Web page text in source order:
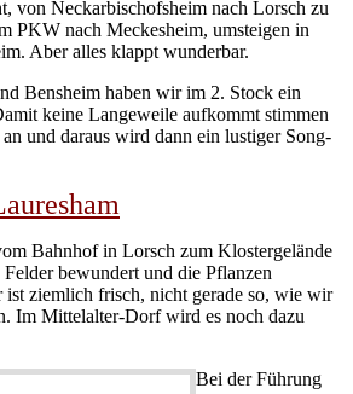
von Neckarbischofsheim nach Lorsch zu
PKW nach Meckesheim, umsteigen in
Aber alles klappt wunderbar.
Bensheim haben wir im 2. Stock ein
keine Langeweile aufkommt stimmen
und daraus wird dann ein lustiger Song-
Bahnhof in Lorsch zum Klostergelände
bewundert und die Pflanzen
ist ziemlich frisch, nicht gerade so, wie wir
Im Mittelalter-Dorf wird es noch dazu
Bei der Führung